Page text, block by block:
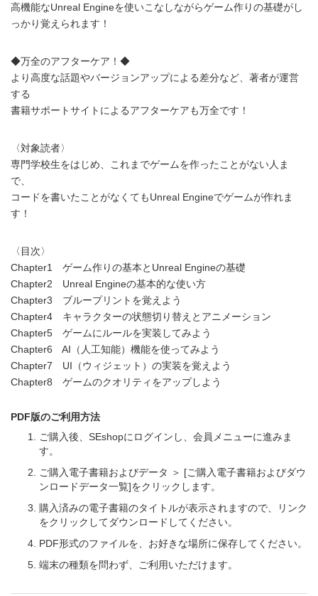
高機能なUnreal Engineを使いこなしながらゲーム作りの基礎がし
っかり覚えられます！
◆万全のアフターケア！◆
より高度な話題やバージョンアップによる差分など、著者が運営
する
書籍サポートサイトによるアフターケアも万全です！
〈対象読者〉
専門学校生をはじめ、これまでゲームを作ったことがない人ま
で、
コードを書いたことがなくてもUnreal Engineでゲームが作れま
す！
〈目次〉
Chapter1 ゲーム作りの基本とUnreal Engineの基礎
Chapter2 Unreal Engineの基本的な使い方
Chapter3 ブループリントを覚えよう
Chapter4 キャラクターの状態切り替えとアニメーション
Chapter5 ゲームにルールを実装してみよう
Chapter6 AI（人工知能）機能を使ってみよう
Chapter7 UI（ウィジェット）の実装を覚えよう
Chapter8 ゲームのクオリティをアップしよう
PDF版のご利用方法
ご購入後、SEshopにログインし、会員メニューに進みま
す。
ご購入電子書籍およびデータ ＞ [ご購入電子書籍およびダウ
ンロードデータ一覧]をクリックします。
購入済みの電子書籍のタイトルが表示されますので、リンク
をクリックしてダウンロードしてください。
PDF形式のファイルを、お好きな場所に保存してください。
端末の種類を問わず、ご利用いただけます。